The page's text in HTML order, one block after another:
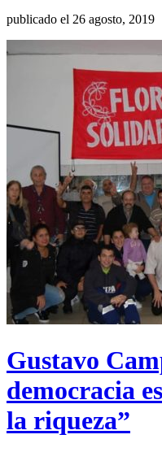
publicado el 26 agosto, 2019
Gustavo
democracia
la riqueza”